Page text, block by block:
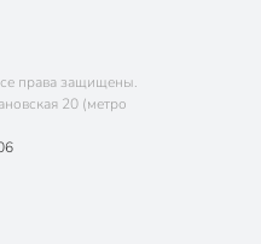
права защищены.
20 (метро